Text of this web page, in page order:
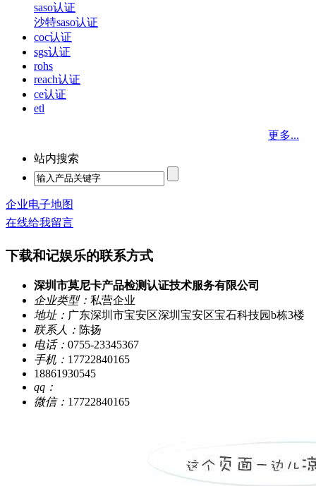
saso认证
沙特saso认证
coc认证
sgs认证
rohs
reach认证
ce认证
etl
更多...
站内搜索
企业电子地图
在线给我留言
下载和记娱乐的联系方式
深圳市莫尼卡产品检测认证技术服务有限公司
企业类型： 私营企业
地址： 广东深圳市宝安区深圳宝安区宝石科技园b栋3楼
联系人： 陈扬
电话： 0755-23345367
手机： 17722840165
18861930545
qq：
微信： 17722840165